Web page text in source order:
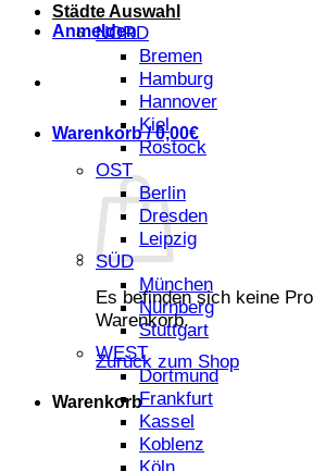
Anmelden
Warenkorb /0,00€
Es befinden sich keine
Warenkorb.
Zurück zum Shop
Warenkorb
Städte Auswahl
NORD
Bremen
Hamburg
Hannover
Kiel
Rostock
OST
Berlin
Dresden
Leipzig
SÜD
München
Nürnberg
Stuttgart
WEST
Dortmund
Frankfurt
Kassel
Koblenz
Köln